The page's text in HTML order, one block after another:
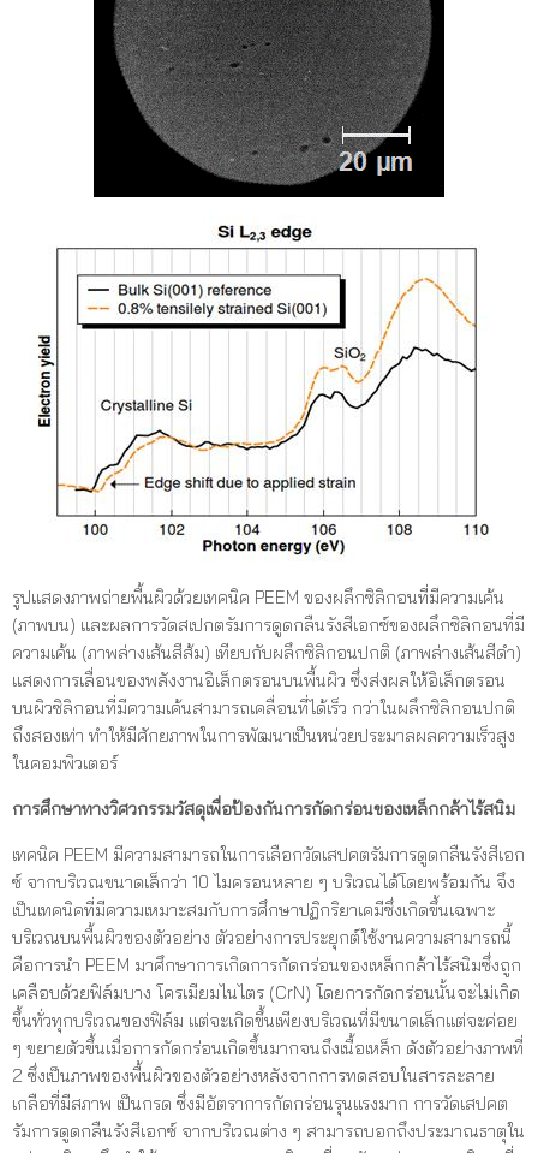
รูปแสดงภาพถ่ายพื้นผิวด้วยเทคนิค PEEM ของผลึกซิลิกอนที่มีความเค้น
(ภาพบน) และผลการวัดสเปกตรัมการดูดกลืนรังสีเอกซ์ของผลึกซิลิกอนที่มี
ความเค้น (ภาพล่างเส้นสีส้ม) เทียบกับผลึกซิลิกอนปกติ (ภาพล่างเส้นสีดำ)
แสดงการเลื่อนของพลังงานอิเล็กตรอนบนพื้นผิว ซึ่งส่งผลให้อิเล็กตรอน
บนผิวซิลิกอนที่มีความเค้นสามารถเคลื่อนที่ได้เร็ว กว่าในผลึกซิลิกอนปกติ
ถึงสองเท่า ทำให้มีศักยภาพในการพัฒนาเป็นหน่วยประมาลผลความเร็วสูง
ในคอมพิวเตอร์
การศึกษาทางวิศวกรรมวัสดุเพื่อป้องกันการกัดกร่อนของเหล็กกล้าไร้สนิม
เทคนิค PEEM มีความสามารถในการเลือกวัดเสปคตรัมการดูดกลืนรังสีเอก
ซ์ จากบริเวณขนาดเล็กว่า 10 ไมครอนหลาย ๆ บริเวณได้โดยพร้อมกัน จึง
เป็นเทคนิคที่มีความเหมาะสมกับการศึกษาปฏิกริยาเคมีซึ่งเกิดขึ้นเฉพาะ
บริเวณบนพื้นผิวของตัวอย่าง ตัวอย่างการประยุกต์ใช้งานความสามารถนี้
คือการนำ PEEM มาศึกษาการเกิดการกัดกร่อนของเหล็กกล้าไร้สนิมซึ่งถูก
เคลือบด้วยฟิล์มบาง โครเมียมไนไตร (CrN) โดยการกัดกร่อนนั้นจะไม่เกิด
ขึ้นทั่วทุกบริเวณของฟิล์ม แต่จะเกิดขึ้นเพียงบริเวณที่มีขนาดเล็กแต่จะค่อย
ๆ ขยายตัวขึ้นเมื่อการกัดกร่อนเกิดขึ้นมากจนถึงเนื้อเหล็ก ดังตัวอย่างภาพที่
2 ซึ่งเป็นภาพของพื้นผิวของตัวอย่างหลังจากการทดสอบในสารละลาย
เกลือที่มีสภาพ เป็นกรด ซึ่งมีอัตราการกัดกร่อนรุนแรงมาก การวัดเสปคต
รัมการดูดกลืนรังสีเอกซ์ จากบริเวณต่าง ๆ สามารถบอกถึงประมาณธาตุใน